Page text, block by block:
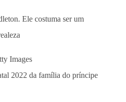
Ele costuma ser um
Images